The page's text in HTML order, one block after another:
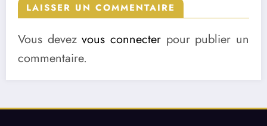
LAISSER UN COMMENTAIRE
Vous devezvous connecter pour publier un
commentaire.